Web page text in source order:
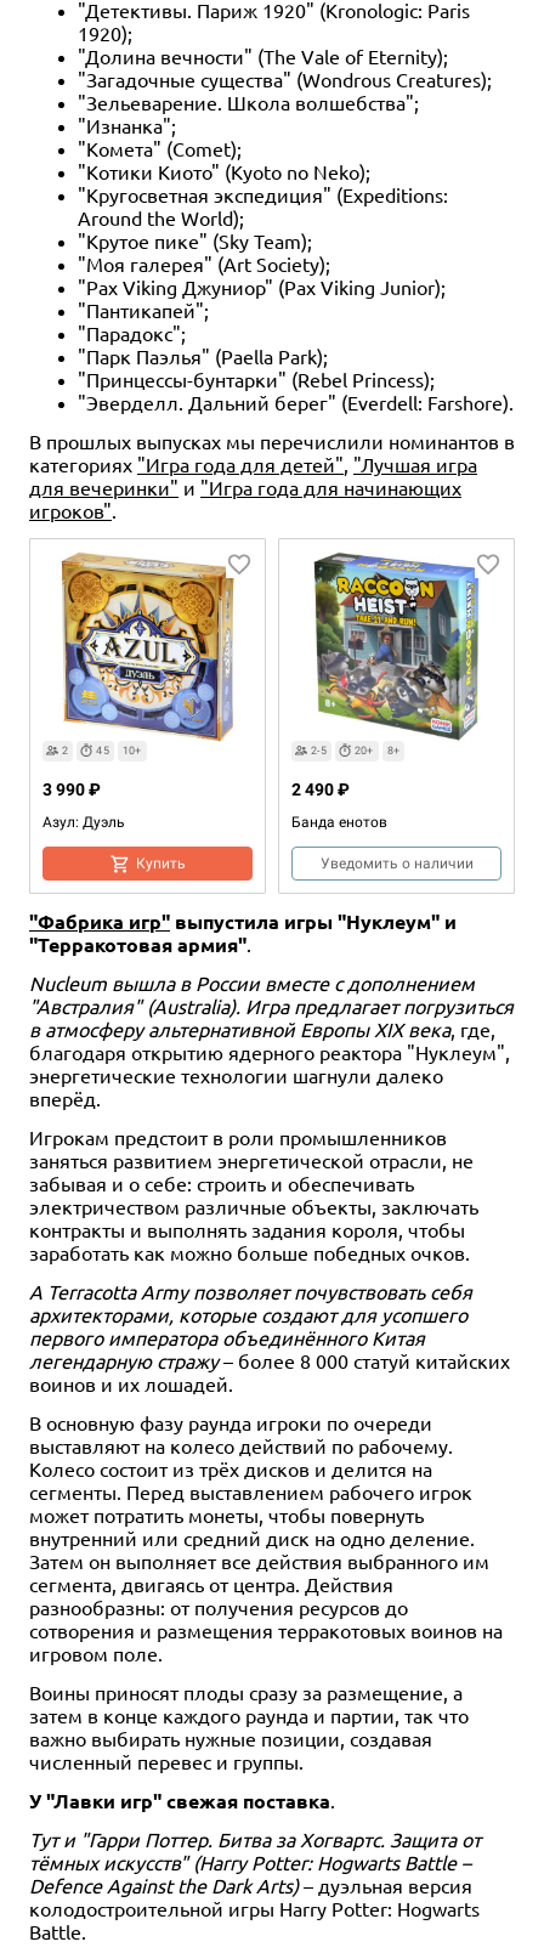
"Детективы. Париж 1920" (Kronologic: Paris
1920);
"Долина вечности" (The Vale of Eternity);
"Загадочные существа" (Wondrous Creatures);
"Зельеварение. Школа волшебства";
"Изнанка";
"Комета" (Comet);
"Котики Киото" (Kyoto no Neko);
"Кругосветная экспедиция" (Expeditions:
Around the World);
"Крутое пике" (Sky Team);
"Моя галерея" (Art Society);
"Pax Viking Джуниор" (Pax Viking Junior);
"Пантикапей";
"Парадокс";
"Парк Паэлья" (Paella Park);
"Принцессы-бунтарки" (Rebel Princess);
"Эверделл. Дальний берег" (Everdell: Farshore).
В прошлых выпусках мы перечислили номинантов в
категориях "Игра года для детей" "Лучшая игра
для вечеринки" и "Игра года для начинающих
игроков"
2 45 10+
Азул: Дуэль
3 990 ₽
Купить
2-5 20+ 8+
Банда енотов
2 490 ₽
Уведомить о наличии
2-4
Города
2 990 ₽
Уведомить о наличии
Детективы. Париж 1920
2 990 ₽
Купить
1-4
Загадочные существа
5 990 ₽
Купить
Дополнение 1-4
30-90
Загадочные существа:
Делюкс-компоненты
2 790 ₽
Уведомить о наличии
2-4
Зельеварение. Школа
волшебства
3 900 ₽
Купить
Хит
Изнанка
7 отзывов
3 743 ₽ 4 990 ₽ -25%
Купить
Дополнение 1-4
75-135
10+
Изнанка: Пуговицы и
печеньки
2 490 ₽
Купить
Дополнение 1-4
75-135
Изнанка: Кирки и склянки
2 490 ₽
Купить
2-4
Комета
3 990 ₽
Уведомить о наличии
Котики Киото
3 990 ₽
Купить
2-4
Моя галерея
4 190 ₽
Купить
Pax Viking Джуниор
3 910 ₽
Купить
2-4
Пантикапей
1 отзыв
3 290 ₽
Парадокс
9 отзывов
2 990 ₽
Купить
2-5
Парк Паэлья
2 990 ₽
Купить
Эверделл: Дальний берег
4 990 ₽
Купить
"Фабрика игр" выпустила игры "Нуклеум" и
"Терракотовая армия"
Nucleum вышла в России вместе с дополнением
"Австралия" (Australia). Игра предлагает погрузиться
в атмосферу альтернативной Европы XIX века, где,
благодаря открытию ядерного реактора "Нуклеум",
энергетические технологии шагнули далеко
вперёд.
Игрокам предстоит в роли промышленников
заняться развитием энергетической отрасли, не
забывая и о себе: строить и обеспечивать
электричеством различные объекты, заключать
контракты и выполнять задания короля, чтобы
заработать как можно больше победных очков.
А Terracotta Army позволяет почувствовать себя
архитекторами, которые создают для усопшего
первого императора объединённого Китая
легендарную стражу– более 8 000 статуй китайских
воинов и их лошадей.
В основную фазу раунда игроки по очереди
выставляют на колесо действий по рабочему.
Колесо состоит из трёх дисков и делится на
сегменты. Перед выставлением рабочего игрок
может потратить монеты, чтобы повернуть
внутренний или средний диск на одно деление.
Затем он выполняет все действия выбранного им
сегмента, двигаясь от центра. Действия
разнообразны: от получения ресурсов до
сотворения и размещения терракотовых воинов на
игровом поле.
Воины приносят плоды сразу за размещение, а
затем в конце каждого раунда и партии, так что
важно выбирать нужные позиции, создавая
численный перевес и группы.
У "Лавки игр" свежая поставка
Тут и "Гарри Поттер. Битва за Хогвартс. Защита от
тёмных искусств" (Harry Potter: Hogwarts Battle –
Defence Against the Dark Arts)– дуэльная версия
колодостроительной игры Harry Potter: Hogwarts
Battle.